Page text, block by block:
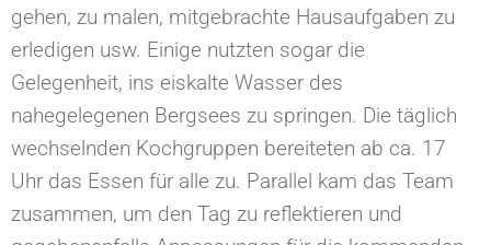
gehen, zu malen, mitgebrachte Hausaufgaben zu
erledigen usw. Einige nutzten sogar die
Gelegenheit, ins eiskalte Wasser des
nahegelegenen Bergsees zu springen. Die täglich
wechselnden Kochgruppen bereiteten ab ca. 17
Uhr das Essen für alle zu. Parallel kam das Team
zusammen, um den Tag zu reflektieren und